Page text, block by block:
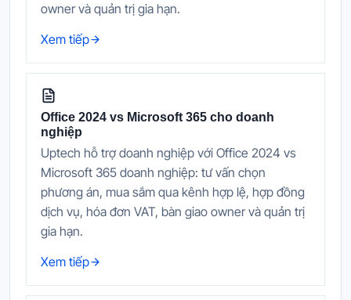
owner và quản trị gia hạn.
Xem tiếp
Office 2024 vs Microsoft 365 cho doanh
nghiệp
Uptech hỗ trợ doanh nghiệp với Office 2024 vs
Microsoft 365 doanh nghiệp: tư vấn chọn
phương án, mua sắm qua kênh hợp lệ, hợp đồng
dịch vụ, hóa đơn VAT, bàn giao owner và quản trị
gia hạn.
Xem tiếp